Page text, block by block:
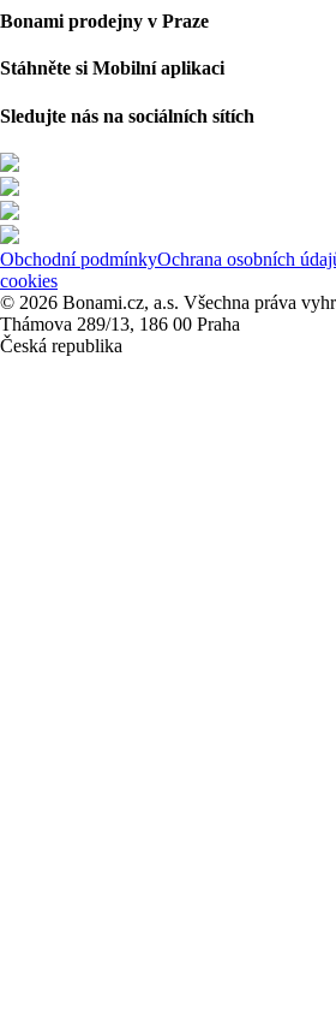
Bonami prodejny v Praze
Stáhněte si Mobilní aplikaci
Sledujte nás na sociálních sítích
Obchodní podmínkyOchrana osobních
cookies
© 2026 Bonami.cz, a.s. Všechna práva
Thámova 289/13, 186 00 Praha
Česká republika